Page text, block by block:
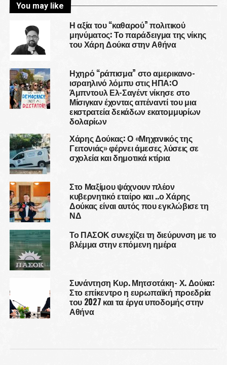
You may like
Η αξία του “καθαρού” πολιτικού
μηνύματος: Το παράδειγμα της νίκης
του Χάρη Δούκα στην Αθήνα
Ηχηρό “ράπισμα” στο αμερικανο-
ισραηλινό λόμπυ στις ΗΠΑ:Ο
Άμπντουλ Ελ-Σαγέντ νίκησε στο
Μίσιγκαν έχοντας απέναντί του μια
εκστρατεία δεκάδων εκατομμυρίων
δολαρίων
Χάρης Δούκας: Ο «Μηχανικός της
Γειτονιάς» φέρνει άμεσες λύσεις σε
σχολεία και δημοτικά κτίρια
Στο Μαξίμου ψάχνουν πλέον
κυβερνητικό εταίρο και ..ο Χάρης
Δούκας είναι αυτός που εγκλώβισε τη
ΝΔ
Το ΠΑΣΟΚ συνεχίζει τη διεύρυνση με το
βλέμμα στην επόμενη ημέρα
Συνάντηση Κυρ. Μητσοτάκη- Χ. Δούκα:
Στο επίκεντρο η ευρωπαϊκή προεδρία
του 2027 και τα έργα υποδομής στην
Αθήνα